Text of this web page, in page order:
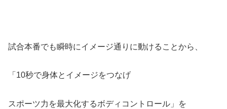
試合本番でも瞬時にイメージ通りに動けることから、
「10秒で身体とイメージをつなげ
スポーツ力を最大化するボディコントロール」を